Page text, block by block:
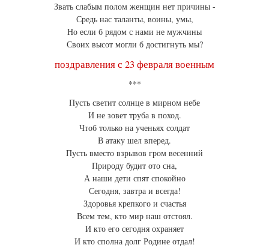
Звать слабым полом женщин нет причины -
Средь нас таланты, воины, умы,
Но если б рядом с нами не мужчины
Своих высот могли б достигнуть мы?
поздравления с 23 февраля военным
***
Пусть светит солнце в мирном небе
И не зовет труба в поход.
Чтоб только на ученьях солдат
В атаку шел вперед.
Пусть вместо взрывов гром весенний
Природу будит ото сна,
А наши дети спят спокойно
Сегодня, завтра и всегда!
Здоровья крепкого и счастья
Всем тем, кто мир наш отстоял.
И кто его сегодня охраняет
И кто сполна долг Родине отдал!